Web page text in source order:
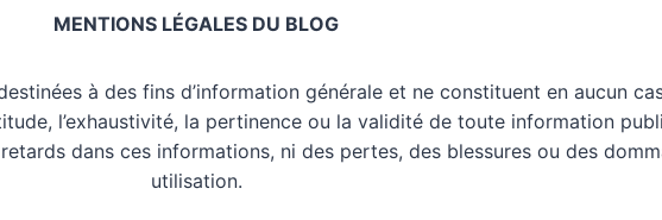
MENTIONS LÉGALES DU BLOG
à des fins d’information générale et ne constituent en aucun
l’exhaustivité, la pertinence ou la validité de toute information
dans ces informations, ni des pertes, des blessures ou des
utilisation.